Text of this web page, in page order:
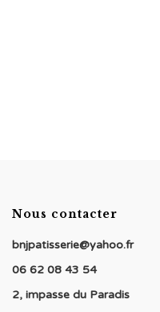
Nous contacter
bnjpatisserie@yahoo.fr
06 62 08 43 54
2, impasse du Paradis